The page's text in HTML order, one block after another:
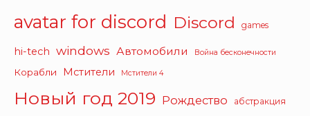
avatar for discord Discord games
hi-tech windows Автомобили Война бесконечности
Корабли Мстители Мстители 4
Новый год 2019 Рождество абстракция